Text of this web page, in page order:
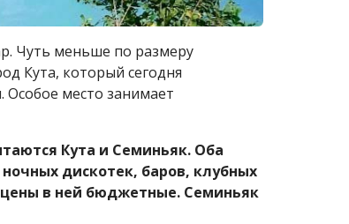
Чуть меньше по размеру
Кута, который сегодня
Особое место занимает
Кута и Семиньяк. Оба
дискотек, баров, клубных
цены в ней бюджетные. Семиньяк